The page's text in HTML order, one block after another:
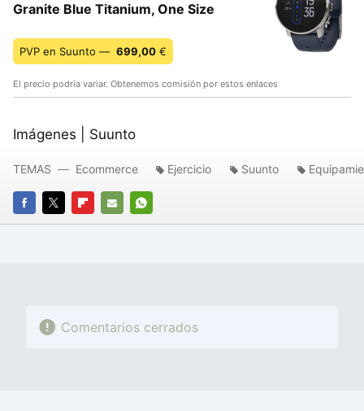
Granite Blue Titanium, One Size
PVP en Suunto — 699,00 €
El precio podría variar. Obtenemos comisión por estos enlaces
Imágenes | Suunto
FACEBOOK
TWITTERFLIPBOARD
E-
WHATSAPP
TEMAS Ecommerce Ejercicio Suunto
Comentarios cerrados